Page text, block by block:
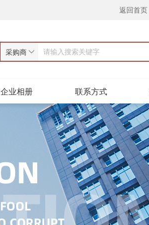
返回首页
采购商
企业相册 联系方式